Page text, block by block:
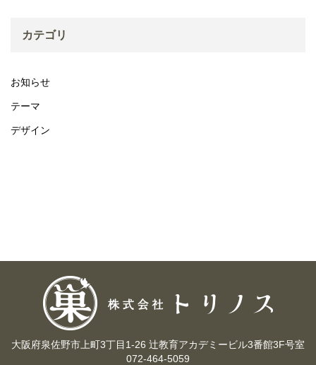
カテゴリ
お知らせ
テーマ
デザイン
大阪府泉佐野市上町3丁目1-26 辻教育アカデミービル3番館3F号室
072-464-5059